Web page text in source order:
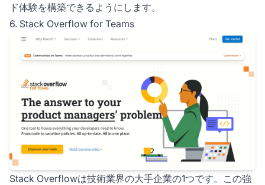
ド体験を構築できるようにします。
6. Stack Overflow for Teams
Stack Overflowは技術業界の大手企業の1つです。この強